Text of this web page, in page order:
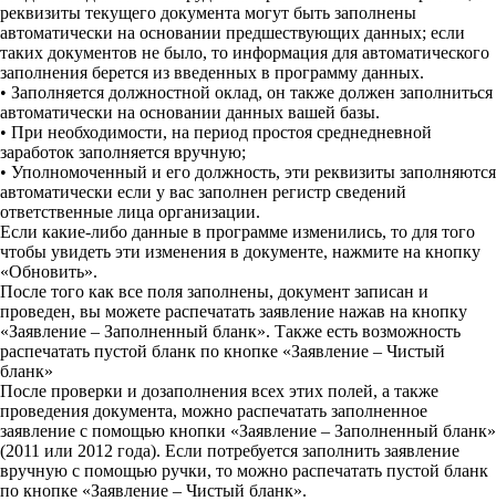
реквизиты текущего документа могут быть заполнены
автоматически на основании предшествующих данных; если
таких документов не было, то информация для автоматического
заполнения берется из введенных в программу данных.
• Заполняется должностной оклад, он также должен заполниться
автоматически на основании данных вашей базы.
• При необходимости, на период простоя среднедневной
заработок заполняется вручную;
• Уполномоченный и его должность, эти реквизиты заполняются
автоматически если у вас заполнен регистр сведений
ответственные лица организации.
Если какие-либо данные в программе изменились, то для того
чтобы увидеть эти изменения в документе, нажмите на кнопку
«Обновить».
После того как все поля заполнены, документ записан и
проведен, вы можете распечатать заявление нажав на кнопку
«Заявление – Заполненный бланк». Также есть возможность
распечатать пустой бланк по кнопке «Заявление – Чистый
бланк»
После проверки и дозаполнения всех этих полей, а также
проведения документа, можно распечатать заполненное
заявление с помощью кнопки «Заявление – Заполненный бланк»
(2011 или 2012 года). Если потребуется заполнить заявление
вручную с помощью ручки, то можно распечатать пустой бланк
по кнопке «Заявление – Чистый бланк».